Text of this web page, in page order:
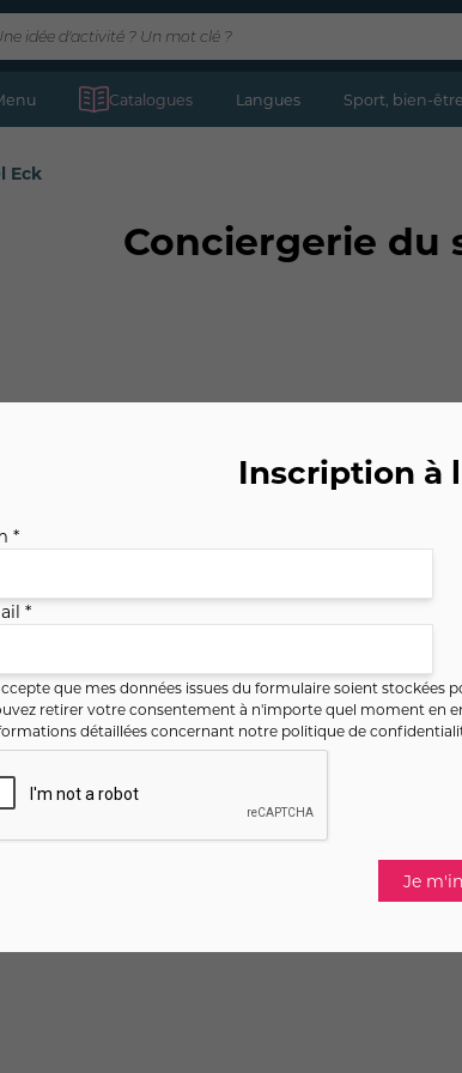
Catalogues Langues Sport, bien-
Eck
Conciergerie du
Inscription à
*
*
que mes données issues du formulaire soient stockées
retirer votre consentement à n'importe quel moment en
détaillées concernant notre politique de